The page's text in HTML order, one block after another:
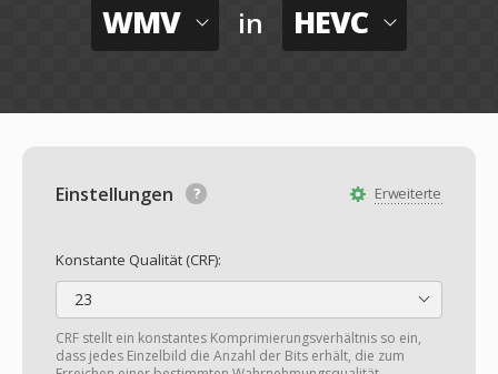
WMV in HEVC
Erweiterte
Einstellungen
Konstante Qualität (CRF):
23
CRF stellt ein konstantes Komprimierungsverhältnis so ein,
dass jedes Einzelbild die Anzahl der Bits erhält, die zum